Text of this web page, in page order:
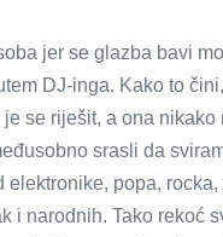
jer se glazba bavi
DJ-inga. Kako to
je se riješit, a ona
srasli da
elektronike, popa,
i narodnih. Tako rekoć